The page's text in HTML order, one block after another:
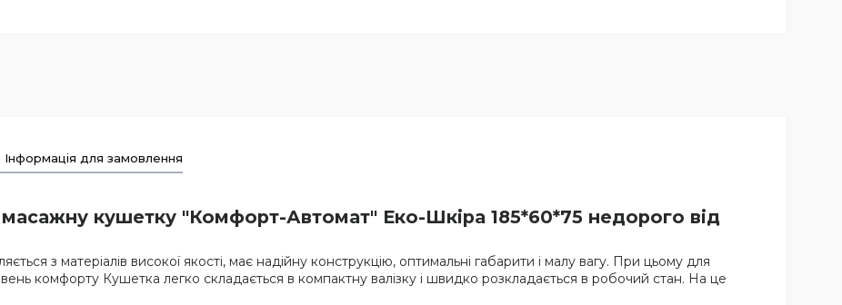
Інформація для замовлення
кушетку "Комфорт-Автомат" Еко-Шкіра 185*60*75 недорого від
з матеріалів високої якості, має надійну конструкцію, оптимальні габарити і малу вагу. При цьому для
комфорту Кушетка легко складається в компактну валізку і швидко розкладається в робочий стан. На це